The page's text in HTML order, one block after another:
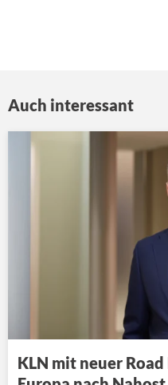
Auch interessant
KLN mit neuer